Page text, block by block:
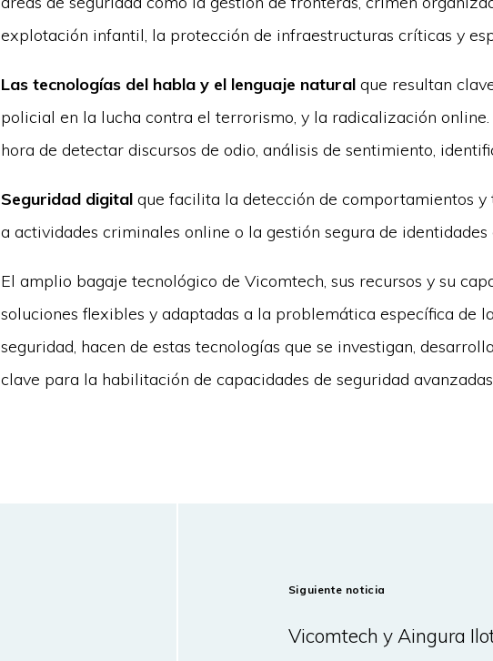
explotación infantil, la protección de infraestructuras críticas y
Las tecnologías del habla y el lenguaje natural que resultan
policial en la lucha contra el terrorismo, y la radicalización
hora de detectar discursos de odio, análisis de sentimiento,
Seguridad digitalque facilita la detección de comportamientos y
a actividades criminales online o la gestión segura de identidades
El amplio bagaje tecnológico de Vicomtech, sus recursos y su
soluciones flexibles y adaptadas a la problemática específica de
seguridad, hacen de estas tecnologías que se investigan,
clave para la habilitación de capacidades de seguridad
Siguiente noticia
Vicomtech y Aingura